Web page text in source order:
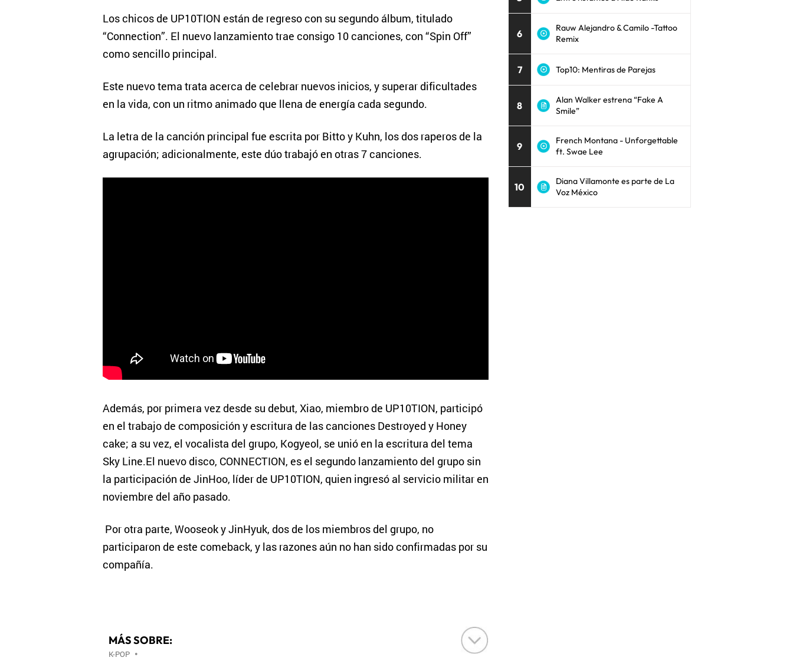
Los chicos de UP10TION están de regreso con su segundo álbum, titulado
“Connection”. El nuevo lanzamiento trae consigo 10 canciones, con “Spin Off”
como sencillo principal.
Este nuevo tema trata acerca de celebrar nuevos inicios, y superar dificultades
en la vida, con un ritmo animado que llena de energía cada segundo.
La letra de la canción principal fue escrita por Bitto y Kuhn, los dos raperos de la
agrupación; adicionalmente, este dúo trabajó en otras 7 canciones.
Además, por primera vez desde su debut, Xiao, miembro de UP10TION, participó
en el trabajo de composición y escritura de las canciones Destroyed y Honey
cake; a su vez, el vocalista del grupo, Kogyeol, se unió en la escritura del tema
Sky Line.El nuevo disco, CONNECTION, es el segundo lanzamiento del grupo sin
la participación de JinHoo, líder de UP10TION, quien ingresó al servicio militar en
noviembre del año pasado.
Por otra parte, Wooseok y JinHyuk, dos de los miembros del grupo, no
participaron de este comeback, y las razones aún no han sido confirmadas por su
compañía.
MÁS SOBRE:
K-POP•
6
Rauw Alejandro & Camilo -Tattoo
Remix
7 Top10: Mentiras de Parejas
8
Alan Walker estrena “Fake A
Smile”
9
French Montana - Unforgettable
ft. Swae Lee
10
Diana Villamonte es parte de La
Voz México